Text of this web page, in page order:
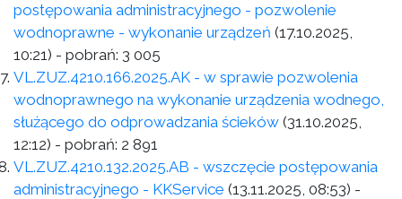
postępowania administracyjnego - pozwolenie
wodnoprawne - wykonanie urządzeń (17.10.2025,
10:21) - pobrań: 3 005
VL.ZUZ.4210.166.2025.AK - w sprawie pozwolenia
wodnoprawnego na wykonanie urządzenia wodnego,
służącego do odprowadzania ścieków (31.10.2025,
12:12) - pobrań: 2 891
VL.ZUZ.4210.132.2025.AB - wszczęcie postępowania
administracyjnego - KKService (13.11.2025, 08:53) -